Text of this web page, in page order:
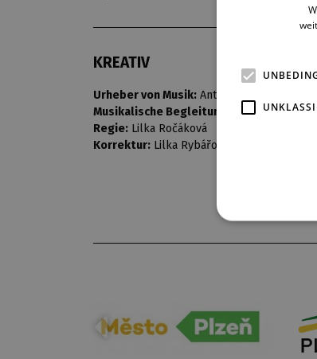
KREATIV
Urheber von Musik: Antonín Dvořák
Musikalische Begleitung:
Ivana Janečková
Regie: Lilka Ročáková
Korrektur: Lilka Rybářová Ročáková